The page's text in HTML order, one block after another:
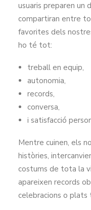
usuaris preparen un
compartiran entre
favorites dels
ho té tot:
treball en equip,
autonomia,
records,
conversa,
i satisfacció
Mentre cuinen, els
històries,
costums de tota la
apareixen records
celebracions o plats